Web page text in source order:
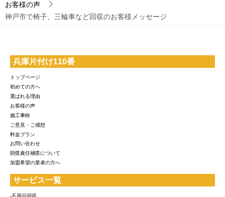
お客様の声
神戸市で椅子、三輪車など回収のお客様メッセージ
兵庫片付け110番
トップページ
初めての方へ
選ばれる理由
お客様の声
施工事例
ご意見・ご感想
料金プラン
お問い合わせ
賠償責任補償について
加盟希望の業者の方へ
サービス一覧
-不用品回収